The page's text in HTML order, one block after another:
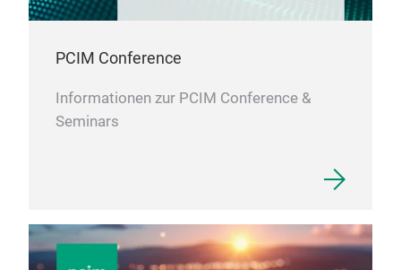
PCIM Conference
Informationen zur PCIM Conference &
Seminars